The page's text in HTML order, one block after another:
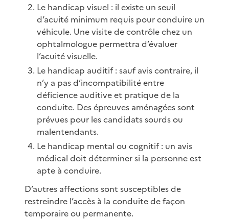
Le handicap visuel : il existe un seuil
d’acuité minimum requis pour conduire un
véhicule. Une visite de contrôle chez un
ophtalmologue permettra d’évaluer
l’acuité visuelle.
Le handicap auditif : sauf avis contraire, il
n’y a pas d’incompatibilité entre
déficience auditive et pratique de la
conduite. Des épreuves aménagées sont
prévues pour les candidats sourds ou
malentendants.
Le handicap mental ou cognitif : un avis
médical doit déterminer si la personne est
apte à conduire.
D’autres affections sont susceptibles de
restreindre l’accès à la conduite de façon
temporaire ou permanente.